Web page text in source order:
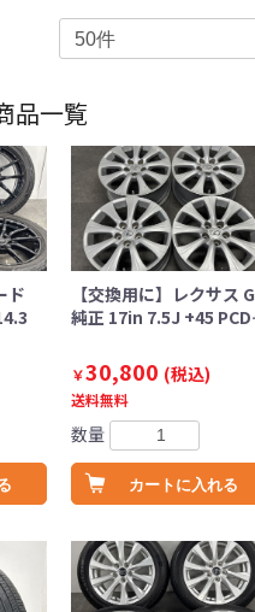
品一覧
ド
【交換用に】レクサス
純正 17in 7.5J +45
￥30,800 (税込)
送料無料
数量
カートに入れる